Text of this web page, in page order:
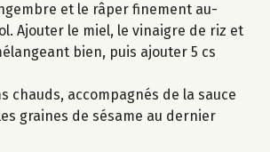
et le râper finement au-
Ajouter le miel, le vinaigre de riz et
bien, puis ajouter 5 cs
chauds, accompagnés de la sauce
graines de sésame au dernier